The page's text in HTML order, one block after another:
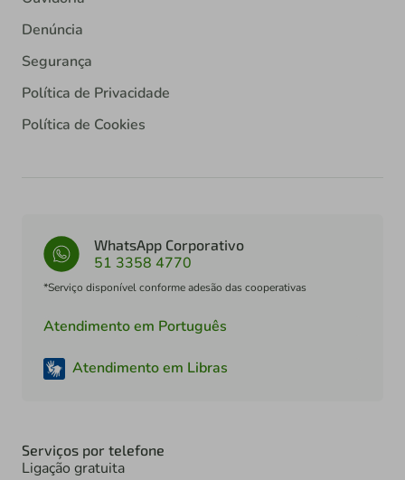
Denúncia
Segurança
Política de Privacidade
Política de Cookies
WhatsApp Corporativo
51 3358 4770
*Serviço disponível conforme adesão das cooperativas
Atendimento em Português
Atendimento em Libras
Serviços por telefone
Ligação gratuita